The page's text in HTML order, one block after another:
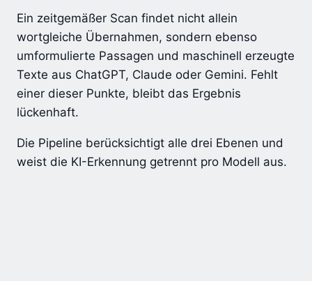
Ein zeitgemäßer Scan findet nicht allein
wortgleiche Übernahmen, sondern ebenso
umformulierte Passagen und maschinell erzeugte
Texte aus ChatGPT, Claude oder Gemini. Fehlt
einer dieser Punkte, bleibt das Ergebnis
lückenhaft.
Die Pipeline berücksichtigt alle drei Ebenen und
weist die KI-Erkennung getrennt pro Modell aus.